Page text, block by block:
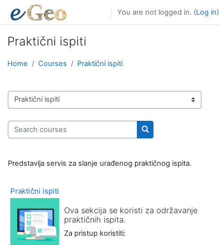
Skip to main content
You are not logged in. (Log in)
Praktični ispiti
Home Courses Praktični ispiti
Course categories
Search courses
Search courses
Predstavlja servis za slanje urađenog praktičnog ispita.
Praktični ispiti
Ova sekcija se koristi za održavanje
praktičnih ispita.
Za pristup koristiti: